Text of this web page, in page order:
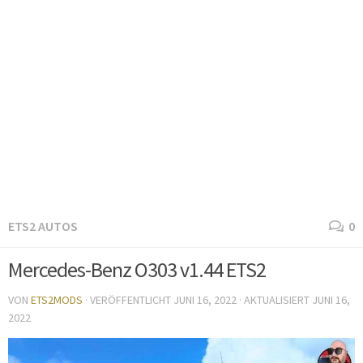
ETS2 AUTOS 0
Mercedes-Benz O303 v1.44 ETS2
VON ETS2MODS · VERÖFFENTLICHT JUNI 16, 2022 · AKTUALISIERT JUNI 16,
2022